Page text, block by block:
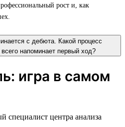
рост и, как
с дебюта. Какой процесс
напоминает первый ход?
игра в самом
специалист центра анализа